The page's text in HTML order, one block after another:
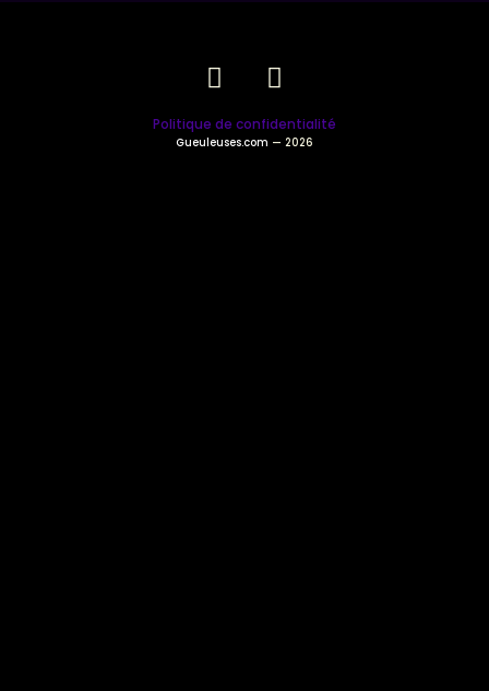
Politique de confidentialité
Gueuleuses.com — 2026